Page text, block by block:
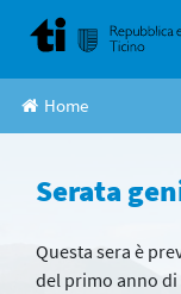
Home
Serata
Questa sera è
del primo anno